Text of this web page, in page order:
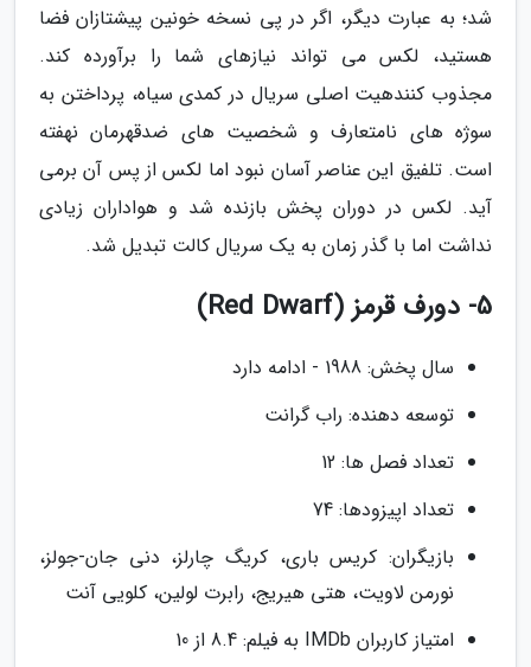
شد؛ به عبارت دیگر، اگر در پی نسخه خونین پیشتازان فضا
هستید، لکس می تواند نیازهای شما را برآورده کند.
مجذوب کنندهیت اصلی سریال در کمدی سیاه، پرداختن به
سوژه های نامتعارف و شخصیت های ضدقهرمان نهفته
است. تلفیق این عناصر آسان نبود اما لکس از پس آن برمی
آید. لکس در دوران پخش بازنده شد و هواداران زیادی
نداشت اما با گذر زمان به یک سریال کالت تبدیل شد.
5- دورف قرمز (Red Dwarf)
سال پخش: 1988 - ادامه دارد
توسعه دهنده: راب گرانت
تعداد فصل ها: 12
تعداد اپیزودها: 74
بازیگران: کریس باری، کریگ چارلز، دنی جان-جولز،
نورمن لاویت، هتی هیریج، رابرت لولین، کلویی آنت
امتیاز کاربران IMDb به فیلم: 8.4 از 10